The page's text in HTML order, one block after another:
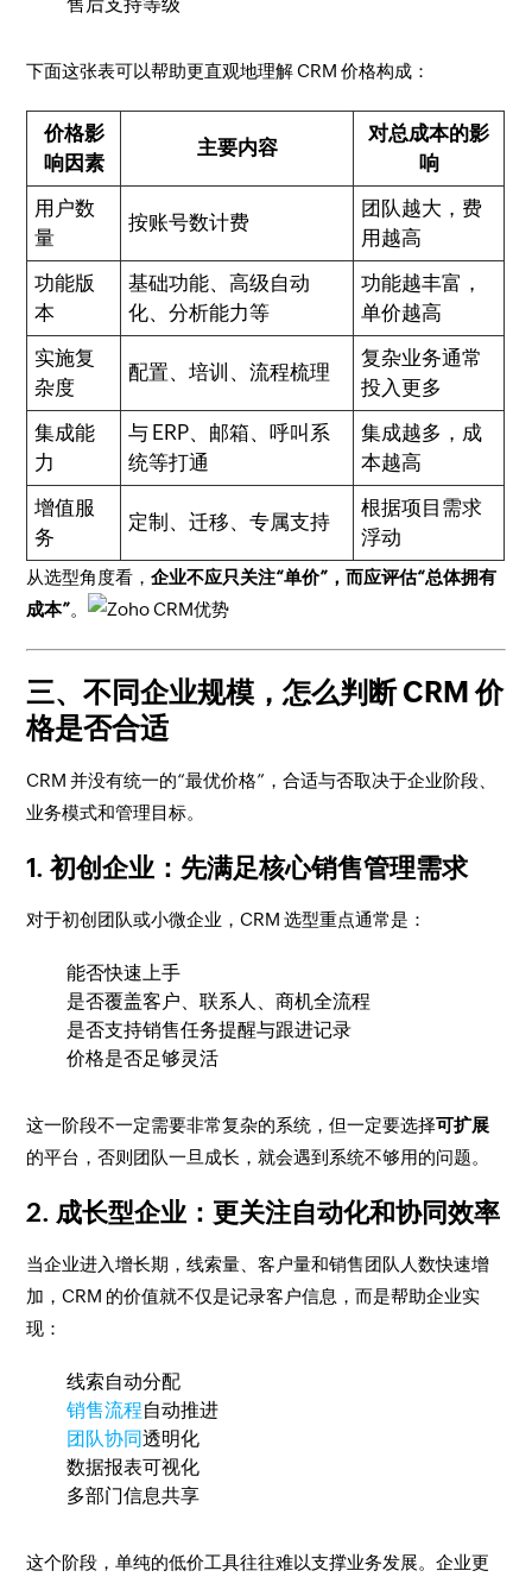
下面这张表可以帮助更直观地理解 CRM 价格构成：
价格影
响因素
主要内容
对总成本的影
响
用户数
量
按账号数计费
团队越大，费
用越高
功能版
本
基础功能、高级自动
化、分析能力等
功能越丰富，
单价越高
实施复
杂度
配置、培训、流程梳理
复杂业务通常
投入更多
集成能
力
与 ERP、邮箱、呼叫系
统等打通
集成越多，成
本越高
增值服
务
定制、迁移、专属支持
根据项目需求
浮动
从选型角度看，企业不应只关注“单价”，而应评估“总体拥有
成本”。
三、不同企业规模，怎么判断 CRM 价
格是否合适
CRM 并没有统一的“最优价格”，合适与否取决于企业阶段、
业务模式和管理目标。
1. 初创企业：先满足核心销售管理需求
对于初创团队或小微企业，CRM 选型重点通常是：
能否快速上手
是否覆盖客户、联系人、商机全流程
是否支持销售任务提醒与跟进记录
价格是否足够灵活
这一阶段不一定需要非常复杂的系统，但一定要选择可扩展
的平台，否则团队一旦成长，就会遇到系统不够用的问题。
2. 成长型企业：更关注自动化和协同效率
当企业进入增长期，线索量、客户量和销售团队人数快速增
加，CRM 的价值就不仅是记录客户信息，而是帮助企业实
现：
线索自动分配
销售流程自动推进
团队协同透明化
数据报表可视化
多部门信息共享
这个阶段，单纯的低价工具往往难以支撑业务发展。企业更